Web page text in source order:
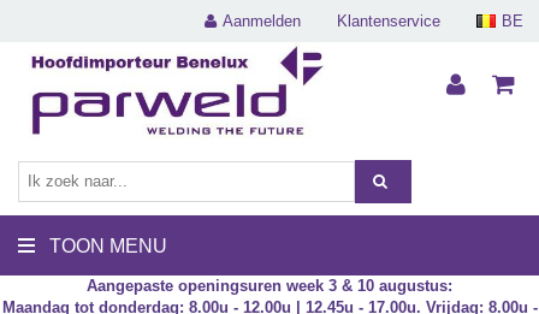
BE
Klantenservice
Aanmelden
TOON MENU
Aangepaste openingsuren week 3 & 10 augustus:
Maandag tot donderdag: 8.00u - 12.00u | 12.45u - 17.00u. Vrijdag: 8.00u -